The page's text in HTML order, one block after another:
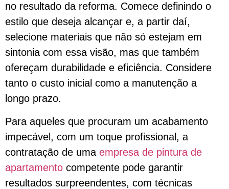
no resultado da reforma. Comece definindo o
estilo que deseja alcançar e, a partir daí,
selecione materiais que não só estejam em
sintonia com essa visão, mas que também
ofereçam durabilidade e eficiência. Considere
tanto o custo inicial como a manutenção a
longo prazo.
Para aqueles que procuram um acabamento
impecável, com um toque profissional, a
contratação de uma empresa de pintura de
apartamento competente pode garantir
resultados surpreendentes, com técnicas